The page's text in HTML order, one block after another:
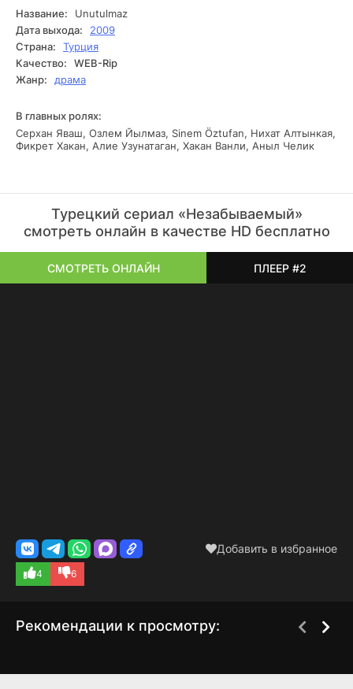
из сестер, только что выздоровела после развода, а
Мельда, другая сестра, только что приняла работу в
компании. Турецкий сериал расскажет о сложных
отношениях внутри семьи и о трудностях, которые им
придется преодолеть на своем пути.
Название:
Unutulmaz
Дата выхода:
2009
Страна:
Турция
Качество:
WEB-Rip
Жанр:
драма
В главных ролях:
Серхан Яваш, Озлем Йылмаз, Sinem Öztufan, Нихат Алтынкая,
Фикрет Хакан, Алие Узунатаган, Хакан Ванли, Аныл Челик
Турецкий сериал «Незабываемый»
смотреть онлайн в качестве HD бесплатно
СМОТРЕТЬ ОНЛАЙН ПЛЕЕР #2
Добавить в избранное
4 6
Рекомендации к просмотру: